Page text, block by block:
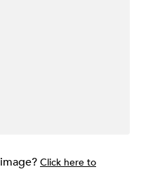
Click here to